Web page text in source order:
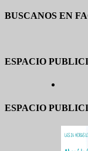
BUSCANOS EN
ESPACIO
ESPACIO